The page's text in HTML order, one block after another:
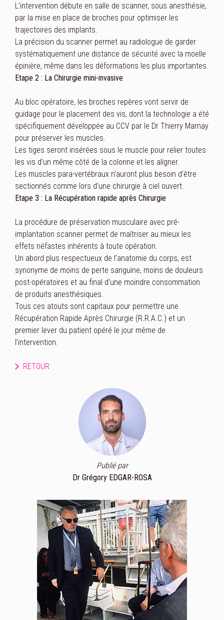
Publié par
Dr Grégory EDGAR-ROSA
L’intervention débute en salle de scanner, sous anesthésie,
par la mise en place de broches pour optimiser les
trajectoires des implants.
La précision du scanner permet au radiologue de garder
systématiquement une distance de sécurité avec la moelle
épinière, même dans les déformations les plus importantes.
Etape 2 : La Chirurgie mini-invasive
Au bloc opératoire, les broches repères vont servir de
guidage pour le placement des vis, dont la technologie a été
spécifiquement développée au CCV par le Dr Thierry Marnay
pour préserver les muscles.
Les tiges seront insérées sous le muscle pour relier toutes
les vis d’un même côté de la colonne et les aligner.
Les muscles para-vertébraux n’auront plus besoin d’être
sectionnés comme lors d’une chirurgie à ciel ouvert.
Etape 3 : La Récupération rapide après Chirurgie
La procédure de préservation musculaire avec pré-
implantation scanner permet de maîtriser au mieux les
effets néfastes inhérents à toute opération.
Un abord plus respectueux de l’anatomie du corps, est
synonyme de moins de perte sanguine, moins de douleurs
post-opératoires et au final d’une moindre consommation
de produits anesthésiques.
Tous ces atouts sont capitaux pour permettre une
Récupération Rapide Après Chirurgie (R.R.A.C.) et un
premier lever du patient opéré le jour même de
l’intervention.
RETOUR